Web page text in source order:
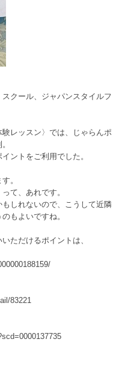
クール、ジャパンスタイルフ
レッスン〉では、じゃらんポ
ントをご利用でした。
。
て、あれです。
しれないので、こうして近隣
もよいですね。
ただけるポイントは、
83221